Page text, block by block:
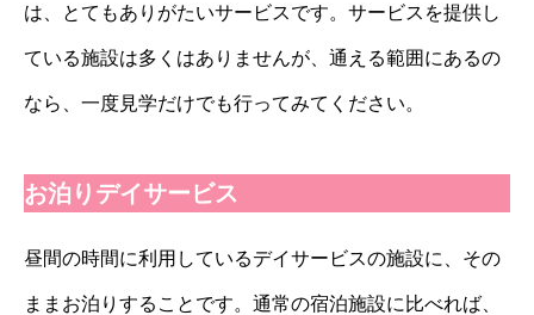
は、とてもありがたいサービスです。サービスを提供し
ている施設は多くはありませんが、通える範囲にあるの
なら、一度見学だけでも行ってみてください。
お泊りデイサービス
昼間の時間に利用しているデイサービスの施設に、その
ままお泊りすることです。通常の宿泊施設に比べれば、